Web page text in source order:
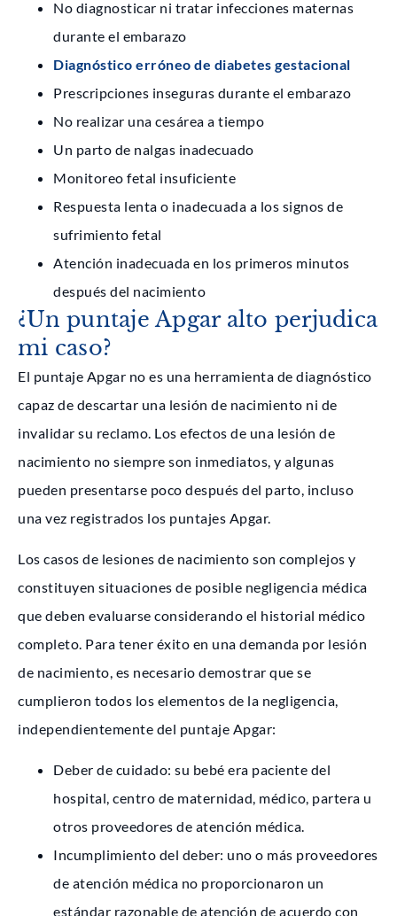
No diagnosticar ni tratar infecciones maternas
durante el embarazo
Diagnóstico erróneo de diabetes gestacional
Prescripciones inseguras durante el embarazo
No realizar una cesárea a tiempo
Un parto de nalgas inadecuado
Monitoreo fetal insuficiente
Respuesta lenta o inadecuada a los signos de
sufrimiento fetal
Atención inadecuada en los primeros minutos
después del nacimiento
¿Un puntaje Apgar alto perjudica
mi caso?
El puntaje Apgar no es una herramienta de diagnóstico
capaz de descartar una lesión de nacimiento ni de
invalidar su reclamo. Los efectos de una lesión de
nacimiento no siempre son inmediatos, y algunas
pueden presentarse poco después del parto, incluso
una vez registrados los puntajes Apgar.
Los casos de lesiones de nacimiento son complejos y
constituyen situaciones de posible negligencia médica
que deben evaluarse considerando el historial médico
completo. Para tener éxito en una demanda por lesión
de nacimiento, es necesario demostrar que se
cumplieron todos los elementos de la negligencia,
independientemente del puntaje Apgar:
Deber de cuidado: su bebé era paciente del
hospital, centro de maternidad, médico, partera u
otros proveedores de atención médica.
Incumplimiento del deber: uno o más proveedores
de atención médica no proporcionaron un
estándar razonable de atención de acuerdo con